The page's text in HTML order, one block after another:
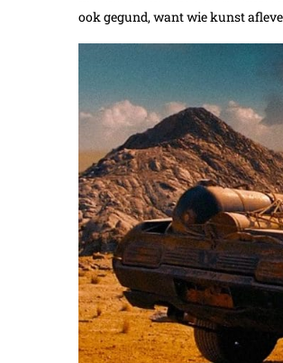
ook gegund, want wie kunst